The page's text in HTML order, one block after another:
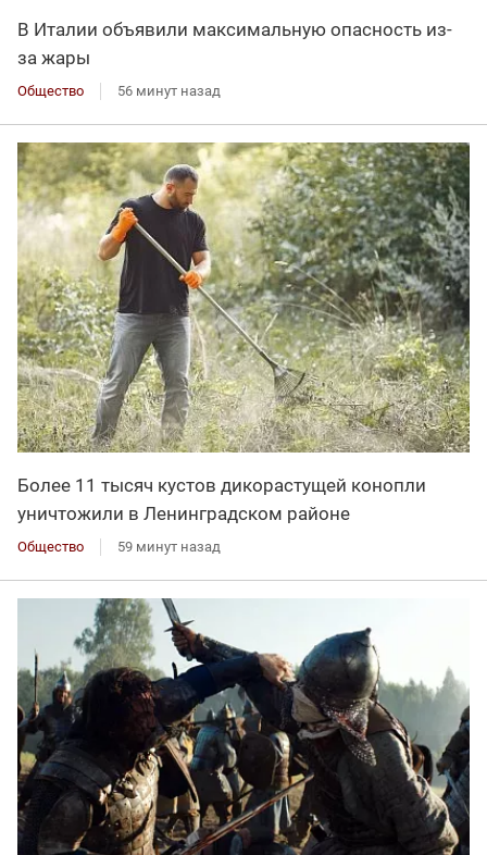
В Италии объявили максимальную опасность из-
за жары
Общество 56 минут назад
Более 11 тысяч кустов дикорастущей конопли
уничтожили в Ленинградском районе
Общество 59 минут назад